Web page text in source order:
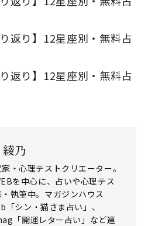
返り】12星座別・無料占
返り】12星座別・無料占
乃
・心理テストクリエーター。
を中心に、占いや心理テス
・執筆中。マガジンハウス
シン・猫さま占い」、
「開運レター占い」など連